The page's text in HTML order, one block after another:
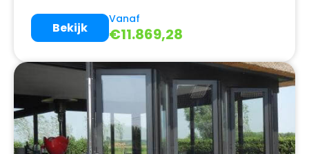
Vanaf
€11.869,28
Bekijk